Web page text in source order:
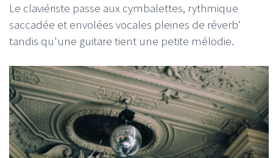
Le claviériste passe aux cymbalettes, rythmique
saccadée et envolées vocales pleines de réverb'
tandis qu'une guitare tient une petite mélodie.